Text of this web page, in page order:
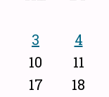
3
4
10
11
17
18